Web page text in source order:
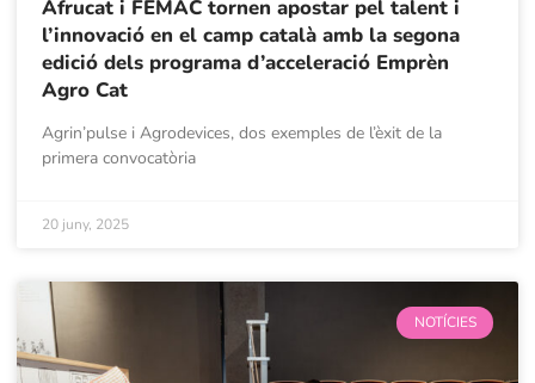
Afrucat i FEMAC tornen apostar pel talent i
l’innovació en el camp català amb la segona
edició dels programa d’acceleració Emprèn
Agro Cat
Agrin’pulse i Agrodevices, dos exemples de l’èxit de la
primera convocatòria
20 juny, 2025
NOTÍCIES